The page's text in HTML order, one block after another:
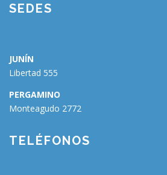
SEDES
JUNÍN
Libertad 555
PERGAMINO
Monteagudo 2772
TELÉFONOS